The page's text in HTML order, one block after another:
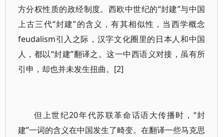
方分权性质的政经制度。西欧中世纪的“封建”与中国
上古三代“封建”的含义，有其相似性，当西学概念
feudalism引入之际，汉字文化圈里的日本人和中国
人，都以“封建”翻译之。这一中西语义对接，虽有所
引申，却也并未发生扭曲。[2]
但上世纪20年代苏联革命话语大传播时，“封
建”一词的含义在中国发生了畸变。在翻译一些马克思